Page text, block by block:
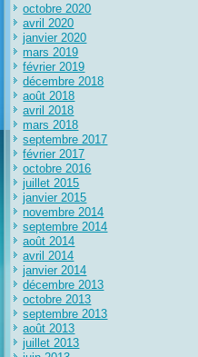
octobre 2020
avril 2020
janvier 2020
mars 2019
février 2019
décembre 2018
août 2018
avril 2018
mars 2018
septembre 2017
février 2017
octobre 2016
juillet 2015
janvier 2015
novembre 2014
septembre 2014
août 2014
avril 2014
janvier 2014
décembre 2013
octobre 2013
septembre 2013
août 2013
juillet 2013